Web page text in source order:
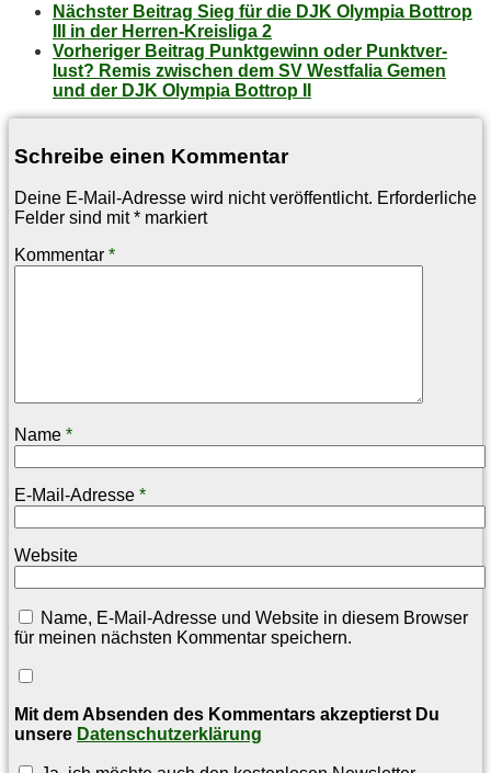
Nächster Beitrag Sieg für die DJK Olym­pia Bot­trop
III in der Her­ren-Kreis­li­ga 2
Vorheriger Beitrag Punkt­ge­winn oder Punkt­ver­
lust? Re­mis zwi­schen dem SV West­fa­lia Ge­men
und der DJK Olym­pia Bot­trop II
Schreibe einen Kommentar
Deine E-Mail-Adresse wird nicht veröffentlicht. Erforderliche
Felder sind mit* markiert
Kommentar *
Name *
E-Mail-Adresse *
Website
Name, E-Mail-Adresse und Website in diesem Browser
für meinen nächsten Kommentar speichern.
Mit dem Absenden des Kommentars akzeptierst Du
unsere Datenschutzerklärung